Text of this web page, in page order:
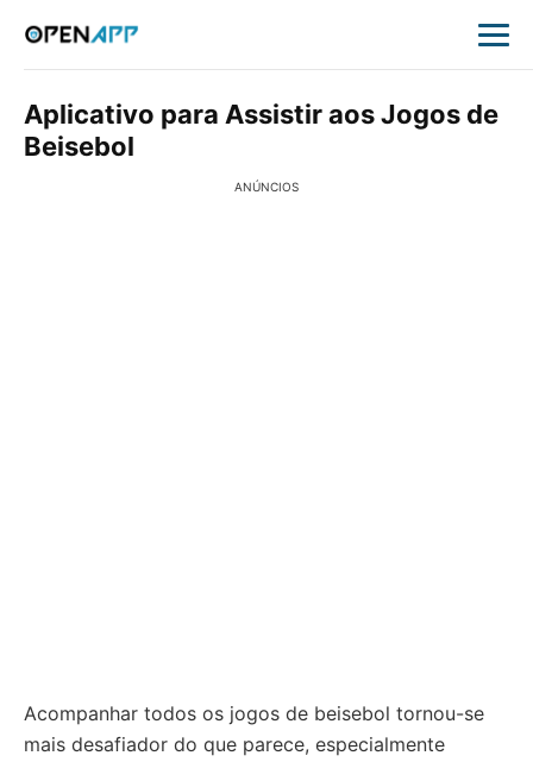
Aplicativo para Assistir aos Jogos de
Beisebol
ANÚNCIOS
Acompanhar todos os jogos de beisebol tornou-se
mais desafiador do que parece, especialmente